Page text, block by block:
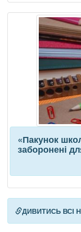
«Пакунок
заборонені
ДИВИТИСЬ ВСІ